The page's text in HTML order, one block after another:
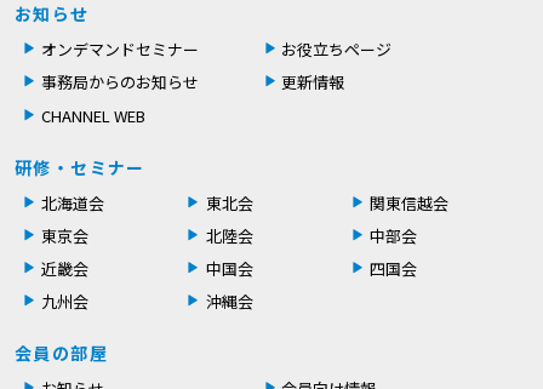
お知らせ
オンデマンドセミナー
お役立ちページ
事務局からのお知らせ
更新情報
CHANNEL WEB
研修・セミナー
北海道会 東北会
関東信越会
東京会
北陸会
中部会
近畿会
中国会
四国会
九州会
沖縄会
会員の部屋